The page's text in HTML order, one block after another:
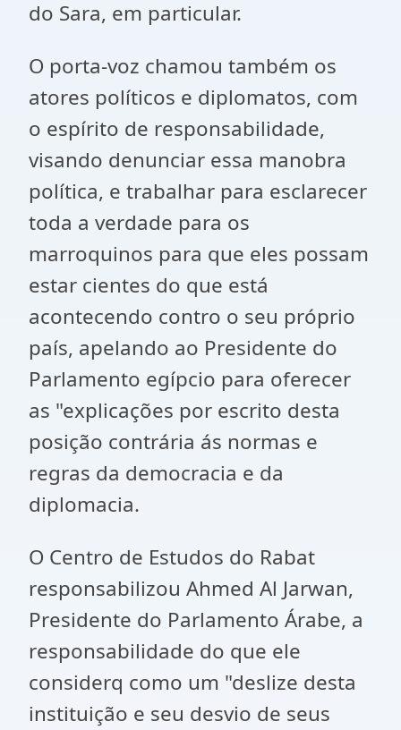
do Sara, em particular.
O porta-voz chamou também os
atores políticos e diplomatos, com
o espírito de responsabilidade,
visando denunciar essa manobra
política, e trabalhar para esclarecer
toda a verdade para os
marroquinos para que eles possam
estar cientes do que está
acontecendo contro o seu próprio
país, apelando ao Presidente do
Parlamento egípcio para oferecer
as "explicações por escrito desta
posição contrária ás normas e
regras da democracia e da
diplomacia.
O Centro de Estudos do Rabat
responsabilizou Ahmed Al Jarwan,
Presidente do Parlamento Árabe, a
responsabilidade do que ele
considerq como um "deslize desta
instituição e seu desvio de seus